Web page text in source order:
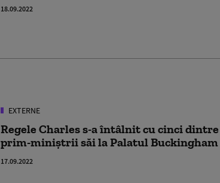
18.09.2022
EXTERNE
Regele Charles s-a întâlnit cu cinci dintre
prim-miniștrii săi la Palatul Buckingham
17.09.2022